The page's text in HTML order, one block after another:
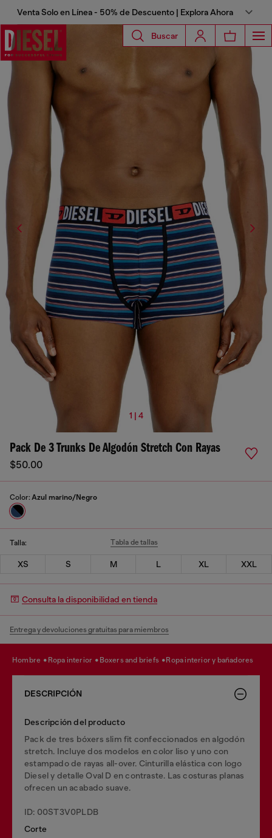
Venta Solo en Línea - 50% de Descuento | Explora Ahora
Buscar
1 | 4
Pack De 3 Trunks De Algodón Stretch Con Rayas
$50.00
Color: Azul marino/Negro
Talla: Tabla de tallas
XS S M L XL XXL
Consulta la disponibilidad en tienda
Entrega y devoluciones gratuitas para miembros
hombre ropa interior boxers and briefs ropa interior y bañadores
DESCRIPCIÓN
Descripción del producto
Pack de tres bóxers slim fit confeccionados en algodón
stretch. Incluye dos modelos en color liso y uno con
estampado de rayas all-over. Cinturilla elástica con logo
Diesel y detalle Oval D en contraste. Las costuras planas
ofrecen un acabado suave.
ID: 00ST3V0PLDB
Corte